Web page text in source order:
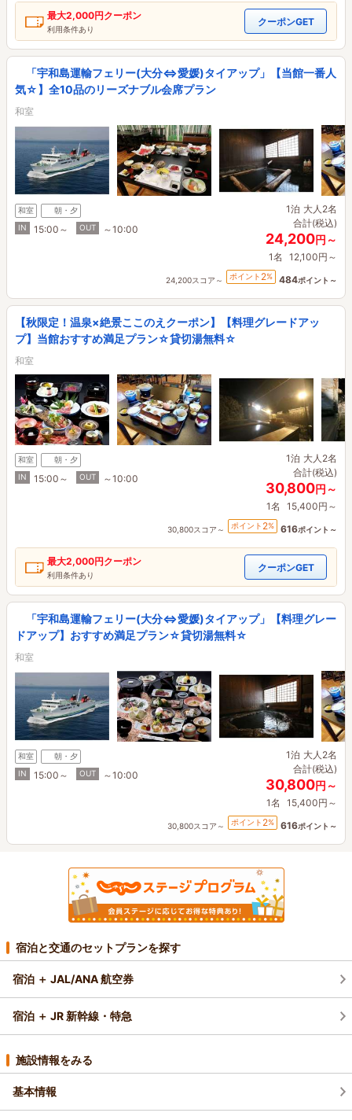
最大2,000円クーポン
利用条件あり
クーポンGET
「宇和島運輸フェリー(大分⇔愛媛)タイアップ」【当館一番人
気☆】全10品のリーズナブル会席プラン
和室
和室
朝・夕
IN
15:00～ OUT ～10:00
1泊 大人2名
合計(税込)
24,200円～
1名 12,100円～
24,200スコア～ ポイント 2% 484ポイント～
【秋限定！温泉×絶景ここのえクーポン】【料理グレードアッ
プ】当館おすすめ満足プラン☆貸切湯無料☆
和室
和室
朝・夕
IN
15:00～ OUT ～10:00
1泊 大人2名
合計(税込)
30,800円～
1名 15,400円～
30,800スコア～ ポイント 2% 616ポイント～
最大2,000円クーポン
利用条件あり
クーポンGET
「宇和島運輸フェリー(大分⇔愛媛)タイアップ」【料理グレー
ドアップ】おすすめ満足プラン☆貸切湯無料☆
和室
和室
朝・夕
IN
15:00～ OUT ～10:00
1泊 大人2名
合計(税込)
30,800円～
1名 15,400円～
30,800スコア～ ポイント 2% 616ポイント～
宿泊と交通のセットプランを探す
宿泊 ＋ JAL/ANA 航空券
宿泊 ＋ JR 新幹線・特急
施設情報をみる
基本情報